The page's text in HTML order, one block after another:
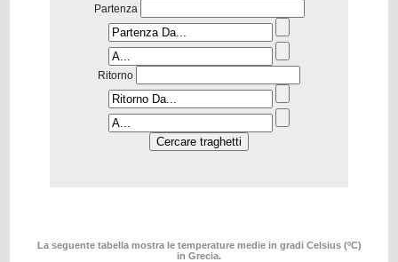
Partenza
Ritorno
La seguente tabella mostra le temperature medie in gradi Celsius (ºC)
in Grecia.